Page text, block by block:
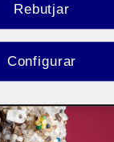
cadascuna.
Rebutjar
Configurar